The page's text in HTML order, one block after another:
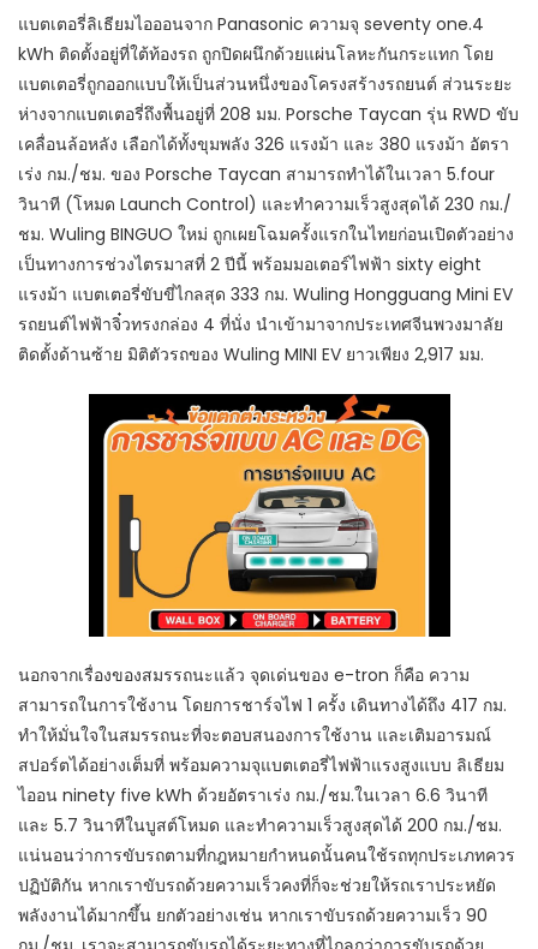
แบตเตอรี่ลิเธียมไอออนจาก Panasonic ความจุ seventy one.4
kWh ติดตั้งอยู่ที่ใต้ท้องรถ ถูกปิดผนึกด้วยแผ่นโลหะกันกระแทก โดย
แบตเตอรี่ถูกออกแบบให้เป็นส่วนหนึ่งของโครงสร้างรถยนต์ ส่วนระยะ
ห่างจากแบตเตอรี่ถึงพื้นอยู่ที่ 208 มม. Porsche Taycan รุ่น RWD ขับ
เคลื่อนล้อหลัง เลือกได้ทั้งขุมพลัง 326 แรงม้า และ 380 แรงม้า อัตรา
เร่ง กม./ชม. ของ Porsche Taycan สามารถทำได้ในเวลา 5.four
วินาที (โหมด Launch Control) และทำความเร็วสูงสุดได้ 230 กม./
ชม. Wuling BINGUO ใหม่ ถูกเผยโฉมครั้งแรกในไทยก่อนเปิดตัวอย่าง
เป็นทางการช่วงไตรมาสที่ 2 ปีนี้ พร้อมมอเตอร์ไฟฟ้า sixty eight
แรงม้า แบตเตอรี่ขับขี่ไกลสุด 333 กม. Wuling Hongguang Mini EV
รถยนต์ไฟฟ้าจิ๋วทรงกล่อง 4 ที่นั่ง นำเข้ามาจากประเทศจีนพวงมาลัย
ติดตั้งด้านซ้าย มิติตัวรถของ Wuling MINI EV ยาวเพียง 2,917 มม.
นอกจากเรื่องของสมรรถนะแล้ว จุดเด่นของ e-tron ก็คือ ความ
สามารถในการใช้งาน โดยการชาร์จไฟ 1 ครั้ง เดินทางได้ถึง 417 กม.
ทำให้มั่นใจในสมรรถนะที่จะตอบสนองการใช้งาน และเติมอารมณ์
สปอร์ตได้อย่างเต็มที่ พร้อมความจุแบตเตอรี่ไฟฟ้าแรงสูงแบบ ลิเธียม
ไออน ninety five kWh ด้วยอัตราเร่ง กม./ชม.ในเวลา 6.6 วินาที
และ 5.7 วินาทีในบูสต์โหมด และทำความเร็วสูงสุดได้ 200 กม./ชม.
แน่นอนว่าการขับรถตามที่กฎหมายกำหนดนั้นคนใช้รถทุกประเภทควร
ปฏิบัติกัน หากเราขับรถด้วยความเร็วคงที่ก็จะช่วยให้รถเราประหยัด
พลังงานได้มากขึ้น ยกตัวอย่างเช่น หากเราขับรถด้วยความเร็ว 90